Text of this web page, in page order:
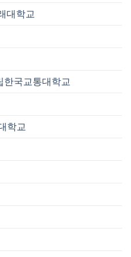
대학교
한국교통대학교
학교